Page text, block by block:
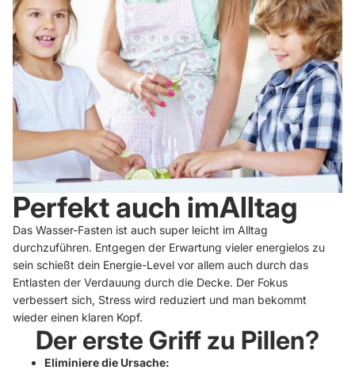
Perfekt auch imAlltag
Das Wasser-Fasten ist auch super leicht im Alltag
durchzuführen. Entgegen der Erwartung vieler energielos zu
sein schießt dein Energie-Level vor allem auch durch das
Entlasten der Verdauung durch die Decke. Der Fokus
verbessert sich, Stress wird reduziert und man bekommt
wieder einen klaren Kopf.
Der erste Griff zu Pillen?
Eliminiere die Ursache: